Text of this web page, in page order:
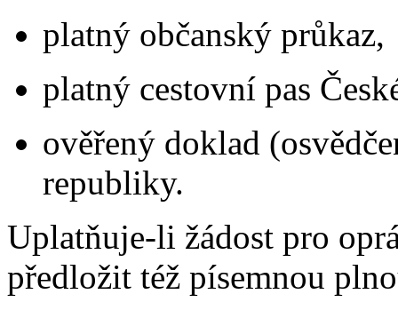
platný občanský průkaz,
platný cestovní pas
ověřený doklad
republiky.
Uplatňuje-li žádost pro
předložit též písemnou